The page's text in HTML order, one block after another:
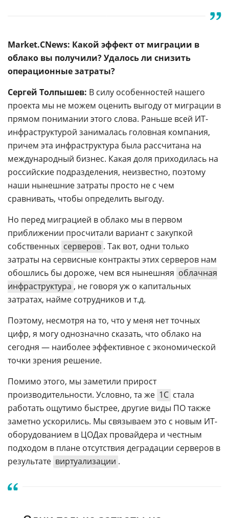
Market.CNews: Какой эффект от миграции в
облако вы получили? Удалось ли снизить
операционные затраты?
Сергей Толпышев: В силу особенностей нашего
проекта мы не можем оценить выгоду от миграции в
прямом понимании этого слова. Раньше всей ИТ-
инфраструктурой занималась головная компания,
причем эта инфраструктура была рассчитана на
международный бизнес. Какая доля приходилась на
российские подразделения, неизвестно, поэтому
наши нынешние затраты просто не с чем
сравнивать, чтобы определить выгоду.
Но перед миграцией в облако мы в первом
приближении просчитали вариант с закупкой
собственных серверов . Так вот, одни только
затраты на сервисные контракты этих серверов нам
обошлись бы дороже, чем вся нынешняя облачная
инфраструктура , не говоря уж о капитальных
затратах, найме сотрудников и т.д.
Поэтому, несмотря на то, что у меня нет точных
цифр, я могу однозначно сказать, что облако на
сегодня — наиболее эффективное с экономической
точки зрения решение.
Помимо этого, мы заметили прирост
производительности. Условно, та же 1С стала
работать ощутимо быстрее, другие виды ПО также
заметно ускорились. Мы связываем это с новым ИТ-
оборудованием в ЦОДах провайдера и честным
подходом в плане отсутствия деградации серверов в
результате виртуализации .